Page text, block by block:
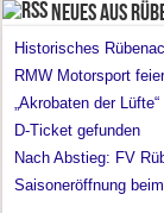
Neues aus
Historisches
RMW Motorsport
„Akrobaten der Lüfte“
D-Ticket gefunden
Nach Abstieg: FV
Saisoneröffnung